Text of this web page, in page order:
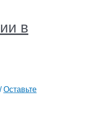
в
Оставьте